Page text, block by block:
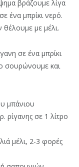
βράζουμε λίγα
ένα μπρίκι νερό.
με μέλι.
σε ένα μπρίκι
σουρώνουμε και
μπάνιου
ρίγανης σε 1 λίτρο
μέλι, 2-3 φορές